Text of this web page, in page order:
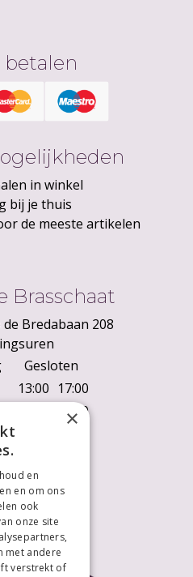
betalen
in winkel
bij je thuis
de meeste artikelen
Brasschaat
Bredabaan 208
Gesloten
13:00 17:00
18:00
10:00
Gesloten
×
en
en om ons
ook
onze site
met andere
verstrekt of